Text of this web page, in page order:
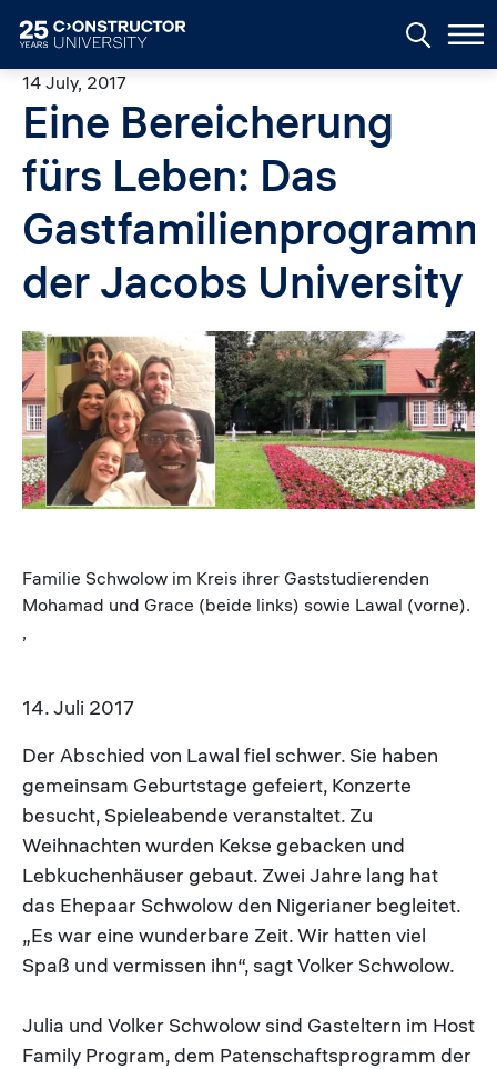
14 July, 2017
Eine Bereicherung
fürs Leben: Das
Gastfamilienprogramm
der Jacobs University
Image
Familie Schwolow im Kreis ihrer Gaststudierenden
Mohamad und Grace (beide links) sowie Lawal (vorne).
14. Juli 2017
Der Abschied von Lawal fiel schwer. Sie haben
gemeinsam Geburtstage gefeiert, Konzerte
besucht, Spieleabende veranstaltet. Zu
Weihnachten wurden Kekse gebacken und
Lebkuchenhäuser gebaut. Zwei Jahre lang hat
das Ehepaar Schwolow den Nigerianer begleitet.
„Es war eine wunderbare Zeit. Wir hatten viel
Spaß und vermissen ihn“, sagt Volker Schwolow.
Julia und Volker Schwolow sind Gasteltern im Host
Family Program, dem Patenschaftsprogramm der